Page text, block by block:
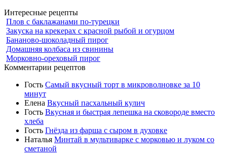
Интересные рецепты
Плов с баклажанами по-турецки
Закуска на крекерах с красной рыбой и огурцом
Бананово-шоколадный пирог
Домашняя колбаса из свинины
Морковно-ореховый пирог
Комментарии рецептов
Гость Самый вкусный торт в микроволновке за 10
минут
Елена Вкусный пасхальный кулич
Гость Вкусная и быстрая лепешка на сковороде вместо
хлеба
Гость Гнёзда из фарша с сыром в духовке
Наталья Минтай в мультиварке с морковью и луком со
сметаной